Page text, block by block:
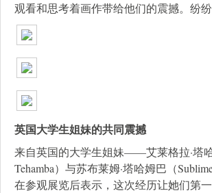
观看和思考着画作带给他们的震撼。纷
英国大学生姐妹的共同震撼
来自英国的大学生姐妹——艾莱格拉·塔
Tehamba）与苏布莱姆·塔哈姆巴（Sublime
在参观展览后表示，这次经历让她们第